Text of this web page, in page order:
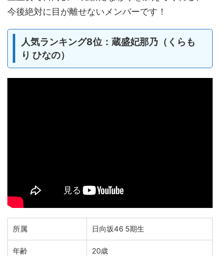
今後絶対に目が離せないメンバーです！
人気ランキング8位：蔵盛妃那乃（くらも
り ひなの）
所属 日向坂46 5期生
年齢 20歳